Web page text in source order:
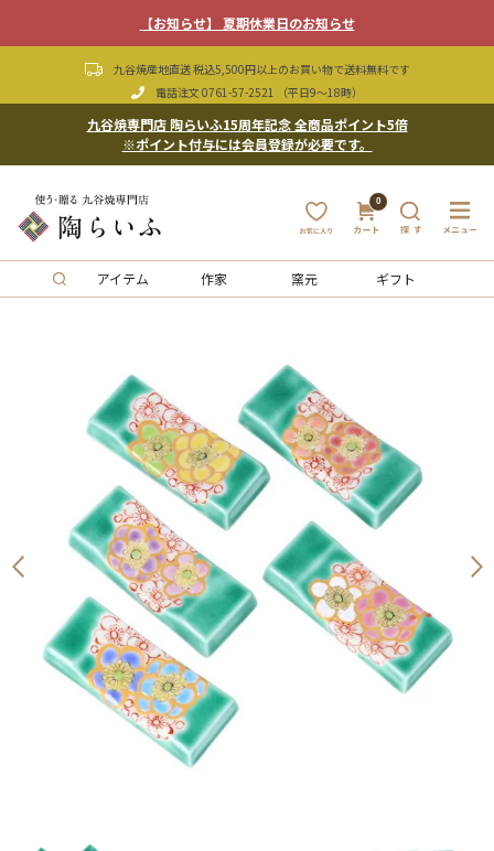
【お知らせ】 夏期休業日のお知らせ
九谷焼産地直送 税込5,500円以上のお買い物で送料無料です
電話注文 0761-57-2521 （平日9〜18時）
九谷焼専門店 陶らいふ15周年記念 全商品ポイント5倍
※ポイント付与には会員登録が必要です。
0
アイテム 作家 窯元 ギフト